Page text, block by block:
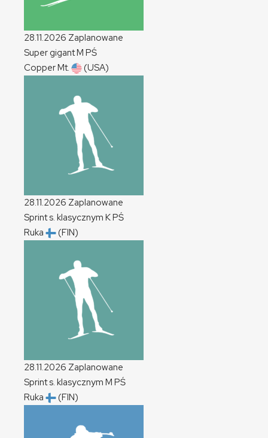
28.11.2026 Zaplanowane
Super gigantM PŚ
Copper Mt.
(USA)
28.11.2026 Zaplanowane
Sprint s. klasycznym KPŚ
Ruka
(FIN)
28.11.2026 Zaplanowane
Sprint s. klasycznym M PŚ
Ruka
(FIN)